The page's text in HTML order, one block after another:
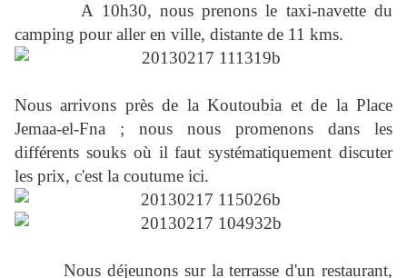
A 10h30, nous prenons le taxi-navette du
camping pour aller en ville, distante de 11 kms.
Nous arrivons près de la Koutoubia et de la Place
Jemaa-el-Fna ; nous nous promenons dans les
différents souks où il faut systématiquement discuter
les prix, c'est la coutume ici.
Nous déjeunons sur la terrasse d'un restaurant,